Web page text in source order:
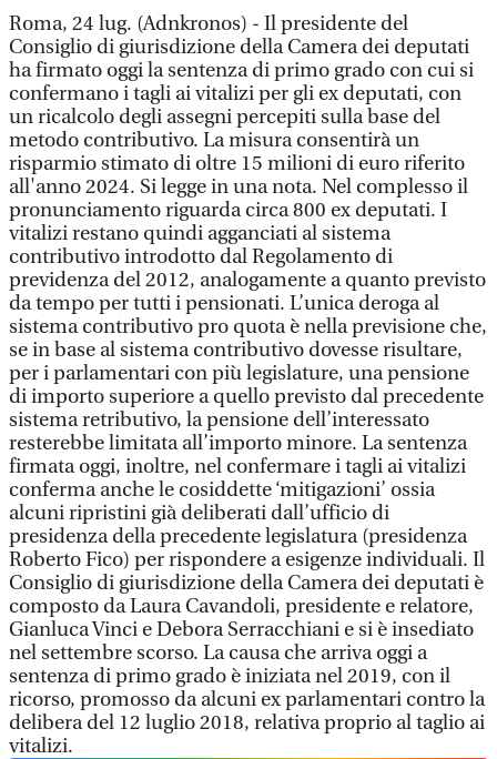
Roma, 24 lug. (Adnkronos) - Il presidente del
Consiglio di giurisdizione della Camera dei deputati
ha firmato oggi la sentenza di primo grado con cui si
confermano i tagli ai vitalizi per gli ex deputati, con
un ricalcolo degli assegni percepiti sulla base del
metodo contributivo. La misura consentirà un
risparmio stimato di oltre 15 milioni di euro riferito
all'anno 2024. Si legge in una nota. Nel complesso il
pronunciamento riguarda circa 800 ex deputati. I
vitalizi restano quindi agganciati al sistema
contributivo introdotto dal Regolamento di
previdenza del 2012, analogamente a quanto previsto
da tempo per tutti i pensionati. L’unica deroga al
sistema contributivo pro quota è nella previsione che,
se in base al sistema contributivo dovesse risultare,
per i parlamentari con più legislature, una pensione
di importo superiore a quello previsto dal precedente
sistema retributivo, la pensione dell’interessato
resterebbe limitata all’importo minore. La sentenza
firmata oggi, inoltre, nel confermare i tagli ai vitalizi
conferma anche le cosiddette ‘mitigazioni’ ossia
alcuni ripristini già deliberati dall’ufficio di
presidenza della precedente legislatura (presidenza
Roberto Fico) per rispondere a esigenze individuali. Il
Consiglio di giurisdizione della Camera dei deputati è
composto da Laura Cavandoli, presidente e relatore,
Gianluca Vinci e Debora Serracchiani e si è insediato
nel settembre scorso. La causa che arriva oggi a
sentenza di primo grado è iniziata nel 2019, con il
ricorso, promosso da alcuni ex parlamentari contro la
delibera del 12 luglio 2018, relativa proprio al taglio ai
vitalizi.